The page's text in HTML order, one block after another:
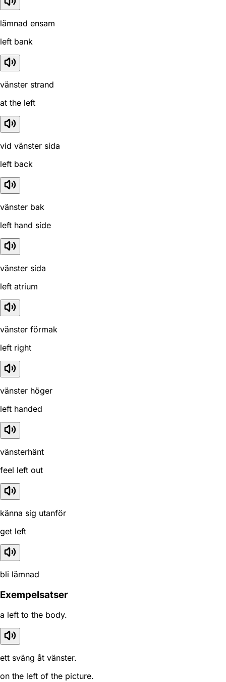
lämnad ensam
left bank
vänster strand
at the left
vid vänster sida
left back
vänster bak
left hand side
vänster sida
left atrium
vänster förmak
left right
vänster höger
left handed
vänsterhänt
feel left out
känna sig utanför
get left
bli lämnad
Exempelsatser
a left to the body.
ett sväng åt vänster.
on the left of the picture.